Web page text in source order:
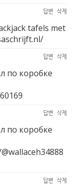
답변 삭제
tafels met
답변 삭제
по коробке
답변 삭제
по коробке
답변 삭제